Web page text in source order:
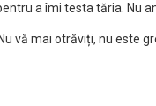
a îmi testa tăria. Nu
vă mai otrăviți, nu este